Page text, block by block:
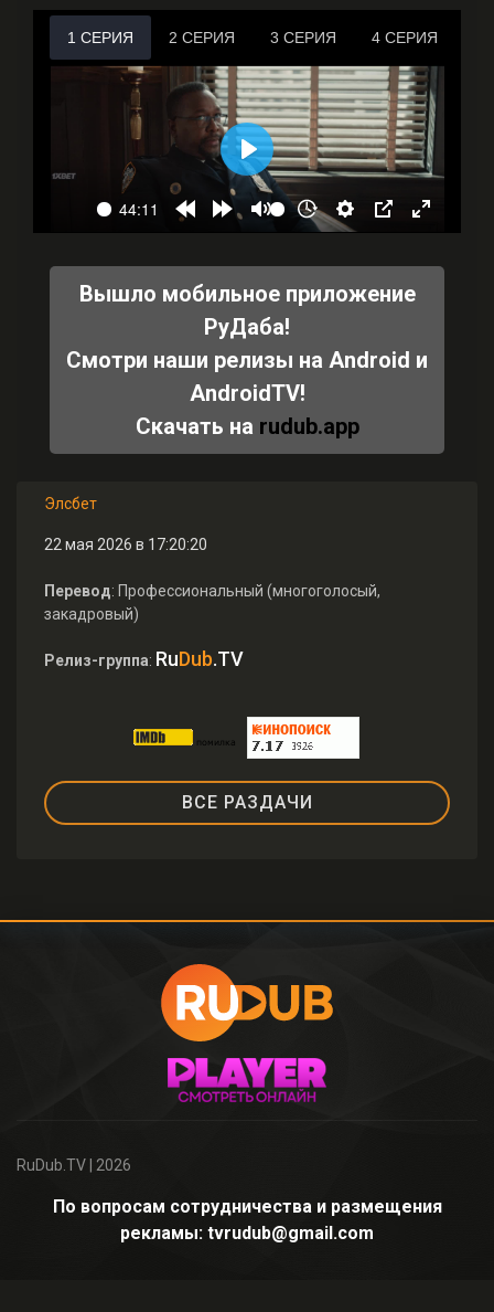
Вышло мобильное приложение
РуДаба!
Смотри наши релизы на Android и
AndroidTV!
Скачать на rudub.app
Элсбет
22 мая 2026 в 17:20:20
Перевод: Профессиональный (многоголосый,
закадровый)
Релиз-группа: RuDub.TV
ВСЕ РАЗДАЧИ
RuDub.TV | 2026
По вопросам сотрудничества и размещения
рекламы: tvrudub@gmail.com